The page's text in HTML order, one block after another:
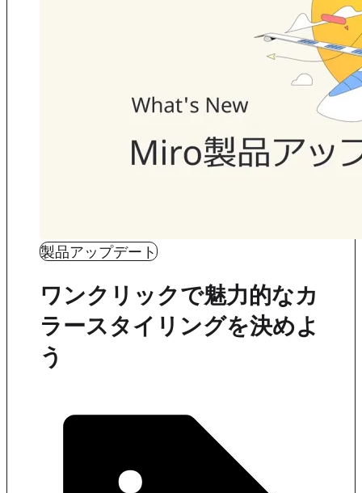
製品アップデート
ワンクリックで魅力的なカ
ラースタイリングを決めよ
う